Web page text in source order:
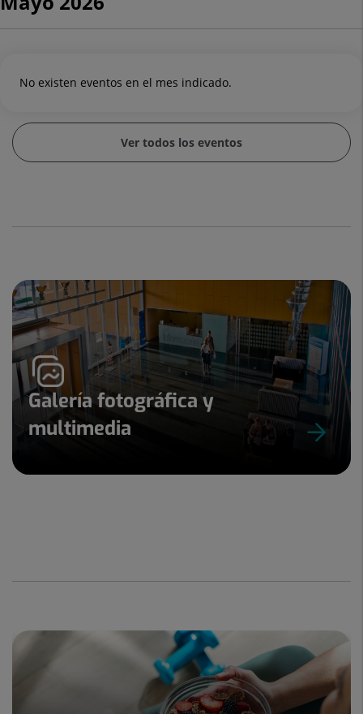
No existen eventos en el mes indicado.
Ver todos los eventos
Galería fotográfica y
multimedia